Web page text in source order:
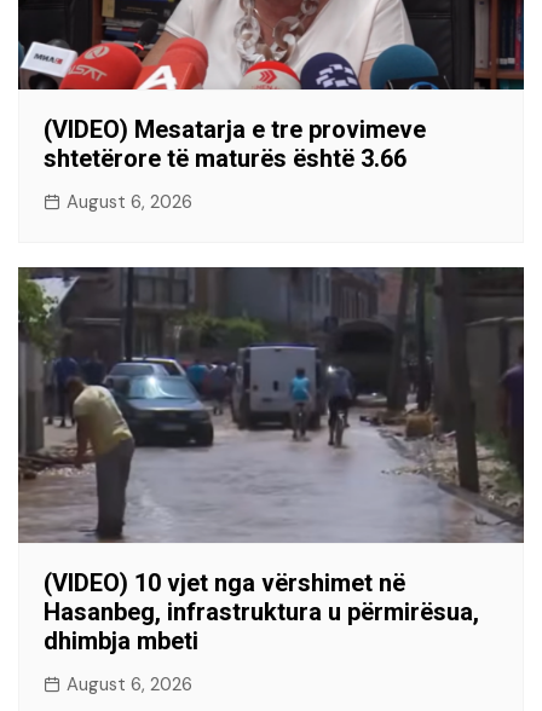
(VIDEO) Mesatarja e tre provimeve
shtetërore të maturës është 3.66
August 6, 2026
(VIDEO) 10 vjet nga vërshimet në
Hasanbeg, infrastruktura u përmirësua,
dhimbja mbeti
August 6, 2026